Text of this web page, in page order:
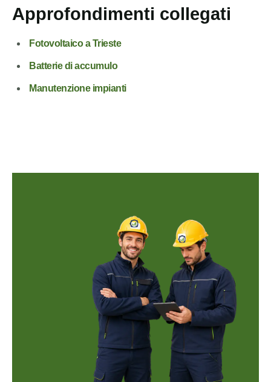
Approfondimenti collegati
Fotovoltaico a Trieste
Batterie di accumulo
Manutenzione impianti